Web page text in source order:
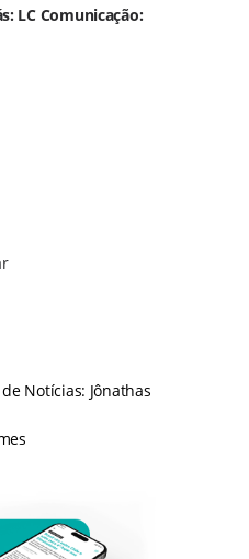
LC Comunicação:
Notícias: Jônathas